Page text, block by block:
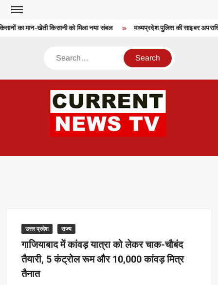
Skip
contentका मान-खेती किसानी को मिला नया संबल मध्यप्रदेश पुलिस की साइबर
Search
उत्तर प्रदेश राज्य
गाजियाबाद में कांवड़ यात्रा को लेकर चाक-चौबंद
तैयारी, 5 कंट्रोल रूम और 10,000 कांवड़ मित्र
तैनात